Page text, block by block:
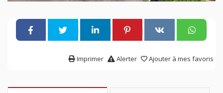
Ajouter à mes favoris
Alerter
Imprimer